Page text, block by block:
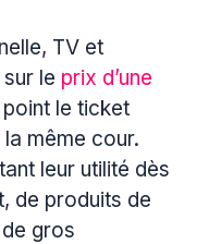
TV et
le prix d’une
le ticket
la même cour.
leur utilité dès
de produits de
gros